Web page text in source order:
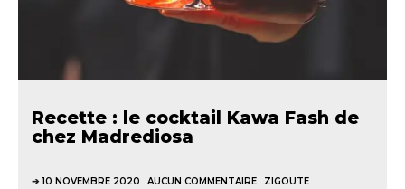
Recette : le cocktail Kawa Fash de
chez Madrediosa
10 NOVEMBRE 2020 AUCUN COMMENTAIRE ZIGOUTE